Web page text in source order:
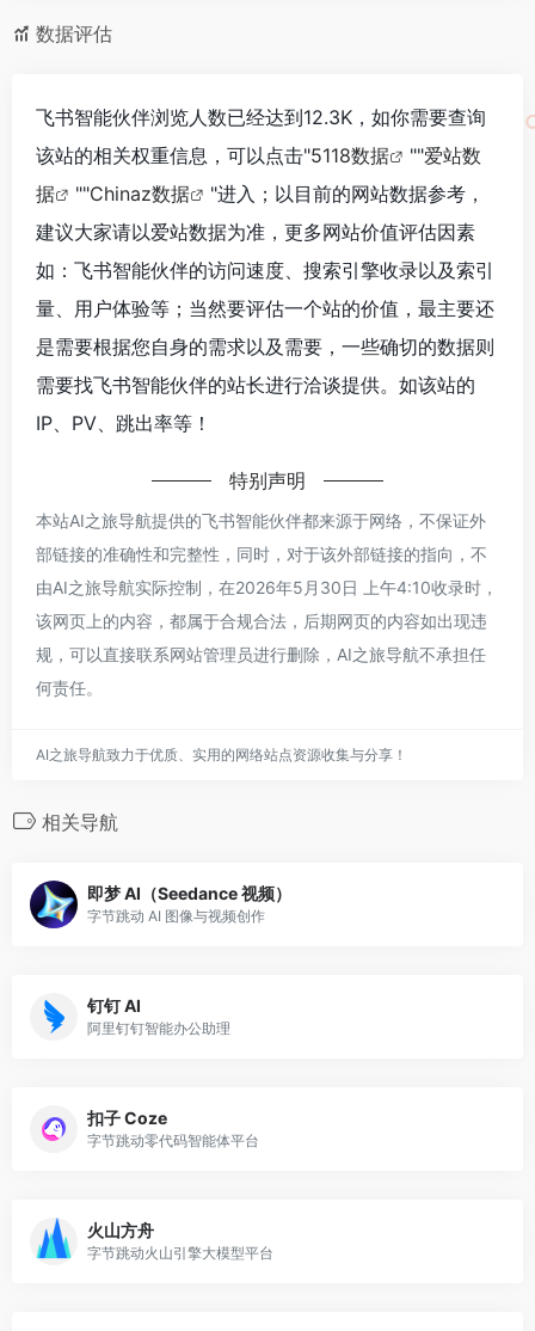
数据评估
飞书智能伙伴浏览人数已经达到12.3K，如你需要查询
该站的相关权重信息，可以点击"5118数据 ""爱站数
据
""Chinaz数据
"进入；以目前的网站数据参考，
建议大家请以爱站数据为准，更多网站价值评估因素
如：飞书智能伙伴的访问速度、搜索引擎收录以及索引
量、用户体验等；当然要评估一个站的价值，最主要还
是需要根据您自身的需求以及需要，一些确切的数据则
需要找飞书智能伙伴的站长进行洽谈提供。如该站的
IP、PV、跳出率等！
特别声明
本站AI之旅导航提供的飞书智能伙伴都来源于网络，不保证外
部链接的准确性和完整性，同时，对于该外部链接的指向，不
由AI之旅导航实际控制，在2026年5月30日 上午4:10收录时，
该网页上的内容，都属于合规合法，后期网页的内容如出现违
规，可以直接联系网站管理员进行删除，AI之旅导航不承担任
何责任。
AI之旅导航致力于优质、实用的网络站点资源收集与分享！
相关导航
即梦 AI（Seedance 视频）
字节跳动 AI 图像与视频创作
钉钉 AI
阿里钉钉智能办公助理
扣子 Coze
字节跳动零代码智能体平台
火山方舟
字节跳动火山引擎大模型平台